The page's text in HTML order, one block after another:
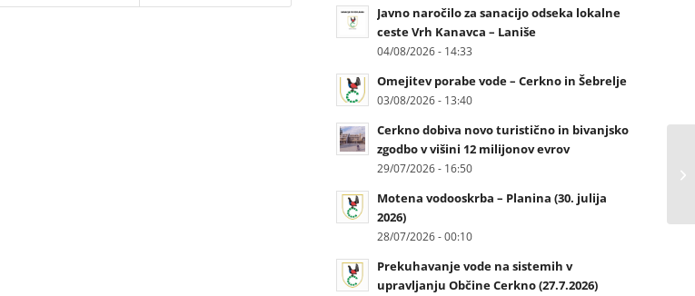
Javno naročilo za sanacijo odseka lokalne
ceste Vrh Kanavca – Laniše
04/08/2026 - 14:33
Omejitev porabe vode – Cerkno in Šebrelje
03/08/2026 - 13:40
Cerkno dobiva novo turistično in bivanjsko
zgodbo v višini 12 milijonov evrov
29/07/2026 - 16:50
Motena vodooskrba – Planina (30. julija
2026)
28/07/2026 - 00:10
Prekuhavanje vode na sistemih v
upravljanju Občine Cerkno (27.7.2026)